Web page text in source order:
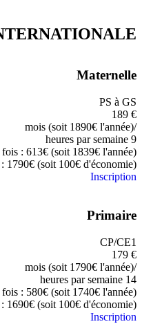
Maternelle
PS à GS
€
189
/mois (soit 1890€ l'année)
9 heures par semaine
fois : 613€ (soit 1839€ l'année)
1790€ (soit 100€ d'économie)
Inscription
Primaire
CP/CE1
€
179
/mois (soit 1790€ l'année)
14 heures par semaine
fois : 580€ (soit 1740€ l'année)
1690€ (soit 100€ d'économie)
Inscription